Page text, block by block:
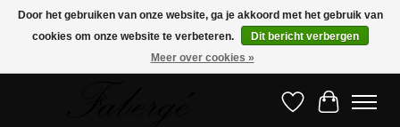
Shop nu de nieuwste collectie!
Verlanglijst
Door het gebruiken van onze website, ga je akkoord met het gebruik van
cookies om onze website te verbeteren.
Dit bericht verbergen
Meer over cookies »